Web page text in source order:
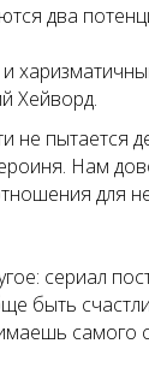
два
Хейворд.
не пытается
Нам
для
сериал
быть
самого